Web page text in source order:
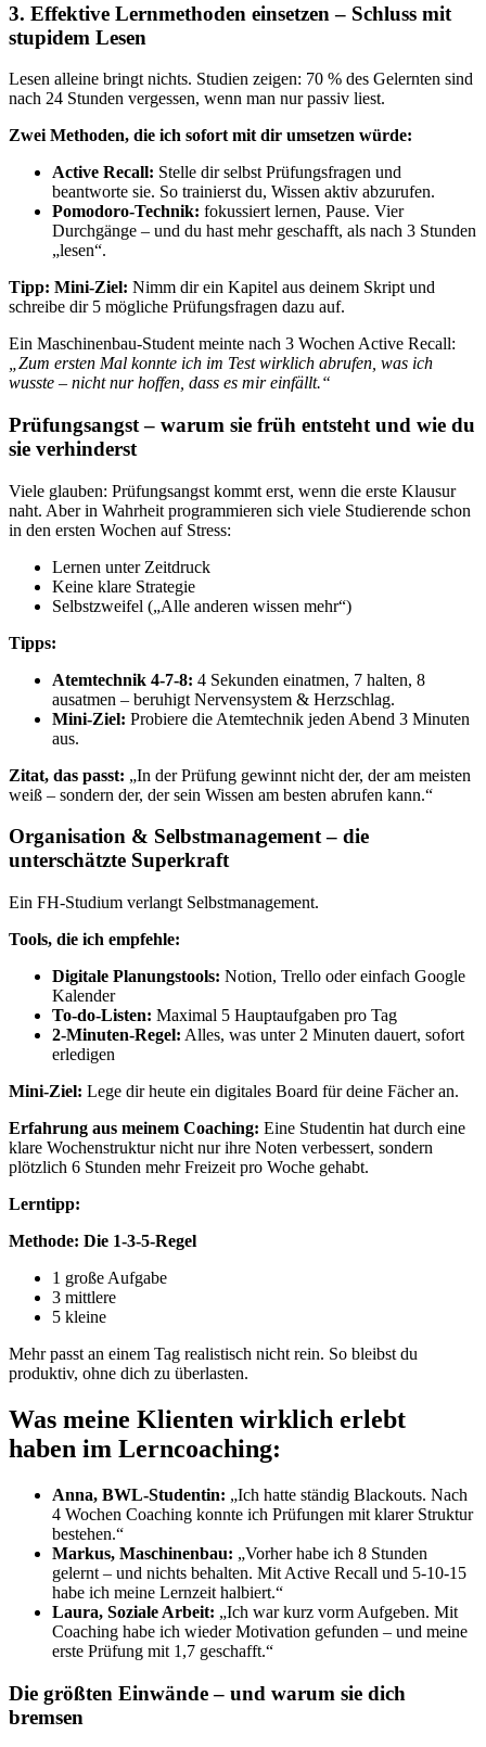
3. Effektive Lernmethoden einsetzen – Schluss mit
stupidem Lesen
Lesen alleine bringt nichts. Studien zeigen: 70 % des Gelernten sind
nach 24 Stunden vergessen, wenn man nur passiv liest.
Zwei Methoden, die ich sofort mit dir umsetzen würde:
Active Recall: Stelle dir selbst Prüfungsfragen und
beantworte sie. So trainierst du, Wissen aktiv abzurufen.
Pomodoro-Technik: fokussiert lernen, Pause. Vier
Durchgänge – und du hast mehr geschafft, als nach 3 Stunden
„lesen“.
Tipp: Mini-Ziel: Nimm dir ein Kapitel aus deinem Skript und
schreibe dir 5 mögliche Prüfungsfragen dazu auf.
Ein Maschinenbau-Student meinte nach 3 Wochen Active Recall:
„Zum ersten Mal konnte ich im Test wirklich abrufen, was ich
wusste – nicht nur hoffen, dass es mir einfällt.“
Prüfungsangst – warum sie früh entsteht und wie du
sie verhinderst
Viele glauben: Prüfungsangst kommt erst, wenn die erste Klausur
naht. Aber in Wahrheit programmieren sich viele Studierende schon
in den ersten Wochen auf Stress:
Lernen unter Zeitdruck
Keine klare Strategie
Selbstzweifel („Alle anderen wissen mehr“)
Tipps:
Atemtechnik 4-7-8: 4 Sekunden einatmen, 7 halten, 8
ausatmen – beruhigt Nervensystem & Herzschlag.
Mini-Ziel: Probiere die Atemtechnik jeden Abend 3 Minuten
aus.
Zitat, das passt: „In der Prüfung gewinnt nicht der, der am meisten
weiß – sondern der, der sein Wissen am besten abrufen kann.“
Organisation & Selbstmanagement – die
unterschätzte Superkraft
Ein FH-Studium verlangt Selbstmanagement.
Tools, die ich empfehle:
Digitale Planungstools: Notion, Trello oder einfach Google
Kalender
To-do-Listen: Maximal 5 Hauptaufgaben pro Tag
2-Minuten-Regel: Alles, was unter 2 Minuten dauert, sofort
erledigen
Mini-Ziel: Lege dir heute ein digitales Board für deine Fächer an.
Erfahrung aus meinem Coaching: Eine Studentin hat durch eine
klare Wochenstruktur nicht nur ihre Noten verbessert, sondern
plötzlich 6 Stunden mehr Freizeit pro Woche gehabt.
Lerntipp:
Methode: Die 1-3-5-Regel
1 große Aufgabe
3 mittlere
5 kleine
Mehr passt an einem Tag realistisch nicht rein. So bleibst du
produktiv, ohne dich zu überlasten.
Was meine Klienten wirklich erlebt
haben im Lerncoaching:
Anna, BWL-Studentin: „Ich hatte ständig Blackouts. Nach
4 Wochen Coaching konnte ich Prüfungen mit klarer Struktur
bestehen.“
Markus, Maschinenbau: „Vorher habe ich 8 Stunden
gelernt – und nichts behalten. Mit Active Recall und 5-10-15
habe ich meine Lernzeit halbiert.“
Laura, Soziale Arbeit: „Ich war kurz vorm Aufgeben. Mit
Coaching habe ich wieder Motivation gefunden – und meine
erste Prüfung mit 1,7 geschafft.“
Die größten Einwände – und warum sie dich
bremsen